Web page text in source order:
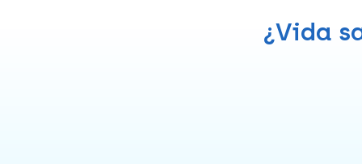
¿Vida